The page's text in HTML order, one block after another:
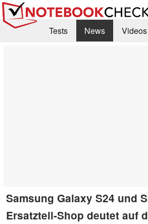
Tests News
Videos
Samsung Galaxy S24 und
Ersatzteil-Shop deutet auf